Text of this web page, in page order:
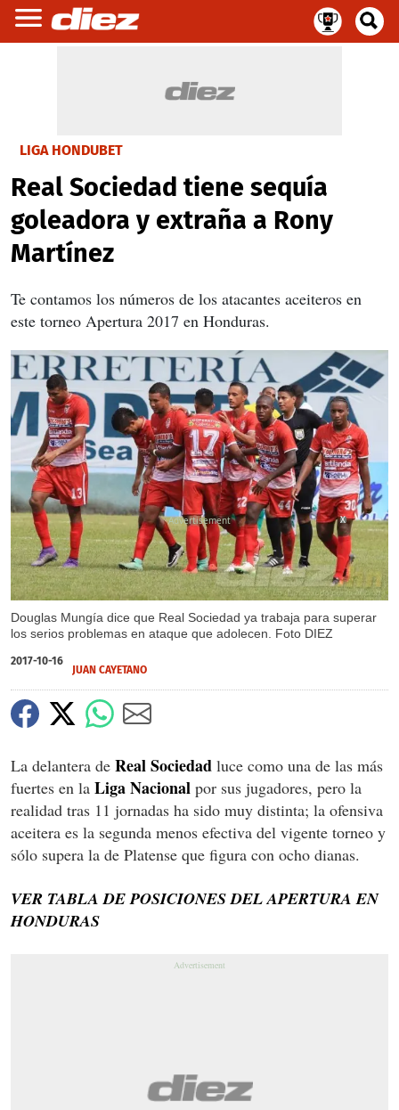
LIGA HONDUBET
Real Sociedad tiene sequía
goleadora y extraña a Rony
Martínez
Te contamos los números de los atacantes aceiteros en
este torneo Apertura 2017 en Honduras.
Douglas Mungía dice que Real Sociedad ya trabaja para superar
los serios problemas en ataque que adolecen. Foto DIEZ
X
2017-10-16
JUAN CAYETANO
La delantera de Real Sociedad luce como una de las más
fuertes en la Liga Nacional por sus jugadores, pero la
realidad tras 11 jornadas ha sido muy distinta; la ofensiva
aceitera es la segunda menos efectiva del vigente torneo y
sólo supera la de Platense que figura con ocho dianas.
VER TABLA DE POSICIONES DEL APERTURA EN
HONDURAS